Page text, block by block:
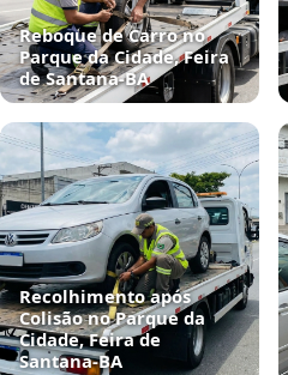
Reboque de Carro no
Parque da Cidade, Feira
de Santana‑BA
Recolhimento após
Colisão no Parque da
Cidade, Feira de
Santana‑BA